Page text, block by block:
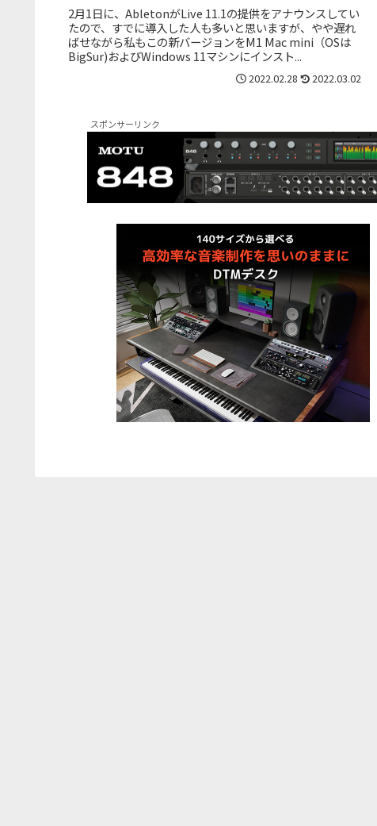
2月1日に、AbletonがLive 11.1の提供をアナウンスしてい
たので、すでに導入した人も多いと思いますが、やや遅れ
ばせながら私もこの新バージョンをM1 Mac mini（OSは
BigSur)およびWindows 11マシンにインスト...
2022.02.28 2022.03.02
スポンサーリンク